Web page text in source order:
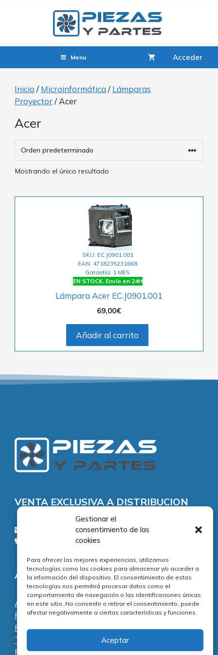
Gestionar el
consentimiento de las
cookies
Para ofrecer las mejores experiencias, utilizamos
tecnologías como las cookies para almacenar y/o acceder a
la información del dispositivo. El consentimiento de estas
tecnologías nos permitirá procesar datos como el
comportamiento de navegación o las identificaciones únicas
en este sitio. No consentir o retirar el consentimiento, puede
afectar negativamente a ciertas características y funciones.
Aceptar
Menu Acceder
Inicio / Microinformática/ Lámparas
Proyector/ Acer
Acer
Mostrando el único resultado
SKU: EC.J0901.001
EAN: 4718235231668
Garantía: 1 MES
EN STOCK. Envío en 24H
Lámpara Acer EC.J0901.001
69,00€
Añadir al carrito
VENTA EXCLUSIVA A DISTRIBUCION
consultas@piezasypartes.es
Tel.: 91 811 73 02
Adecuación normativa
Aviso legal
Política de privacidad
Política de cookies
Términos y condiciones
Preguntas frecuentes